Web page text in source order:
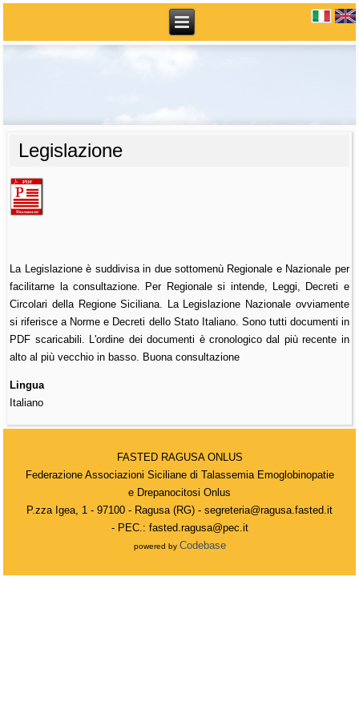
Legislazione
La Legislazione è suddivisa in due sottomenù Regionale e Nazionale per
facilitarne la consultazione. Per Regionale si intende, Leggi, Decreti e
Circolari della Regione Siciliana. La Legislazione Nazionale ovviamente
si riferisce a Norme e Decreti dello Stato Italiano. Sono tutti documenti in
PDF scaricabili. L'ordine dei documenti è cronologico dal più recente in
alto al più vecchio in basso. Buona consultazione
Lingua
Italiano
FASTED RAGUSA ONLUS
Federazione Associazioni Siciliane di Talassemia Emoglobinopatie
e Drepanocitosi Onlus
P.zza Igea, 1 - 97100 - Ragusa (RG) - segreteria@ragusa.fasted.it
- PEC.: fasted.ragusa@pec.it
powered by Codebase